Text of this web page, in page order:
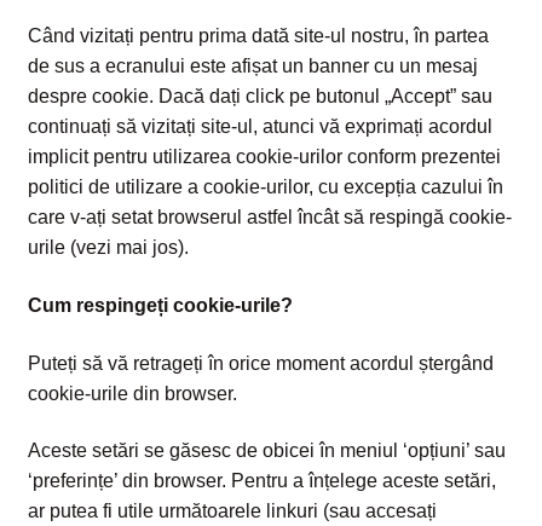
Când vizitați pentru prima dată site-ul nostru, în partea
de sus a ecranului este afișat un banner cu un mesaj
despre cookie. Dacă dați click pe butonul „Accept” sau
continuați să vizitați site-ul, atunci vă exprimați acordul
implicit pentru utilizarea cookie-urilor conform prezentei
politici de utilizare a cookie-urilor, cu excepția cazului în
care v-ați setat browserul astfel încât să respingă cookie-
urile (vezi mai jos).
Cum respingeți cookie-urile?
Puteți să vă retrageți în orice moment acordul ștergând
cookie-urile din browser.
Aceste setări se găsesc de obicei în meniul ‘opțiuni’ sau
‘preferințe’ din browser. Pentru a înțelege aceste setări,
ar putea fi utile următoarele linkuri (sau accesați